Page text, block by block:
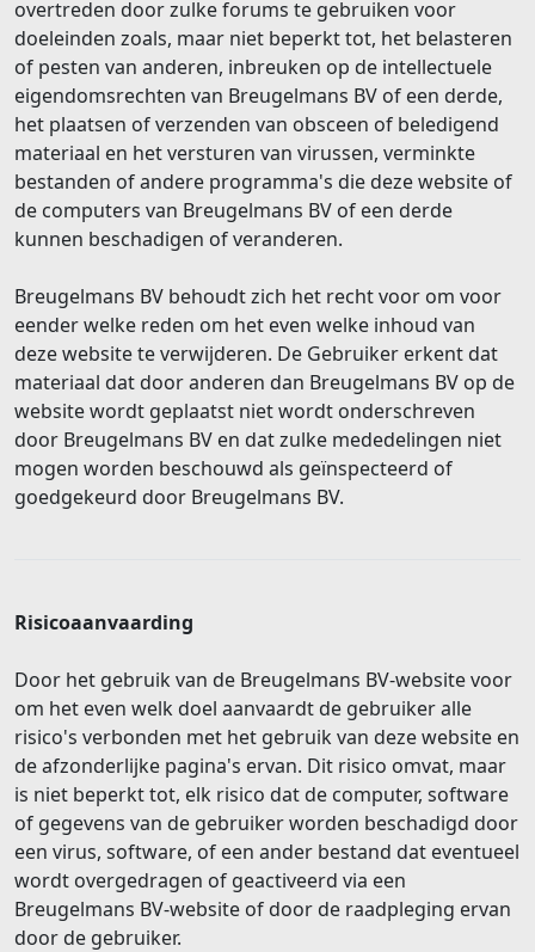
overtreden door zulke forums te gebruiken voor
doeleinden zoals, maar niet beperkt tot, het belasteren
of pesten van anderen, inbreuken op de intellectuele
eigendomsrechten van Breugelmans BV of een derde,
het plaatsen of verzenden van obsceen of beledigend
materiaal en het versturen van virussen, verminkte
bestanden of andere programma's die deze website of
de computers van Breugelmans BV of een derde
kunnen beschadigen of veranderen.
Breugelmans BV behoudt zich het recht voor om voor
eender welke reden om het even welke inhoud van
deze website te verwijderen. De Gebruiker erkent dat
materiaal dat door anderen dan Breugelmans BV op de
website wordt geplaatst niet wordt onderschreven
door Breugelmans BV en dat zulke mededelingen niet
mogen worden beschouwd als geïnspecteerd of
goedgekeurd door Breugelmans BV.
Risicoaanvaarding
Door het gebruik van de Breugelmans BV-website voor
om het even welk doel aanvaardt de gebruiker alle
risico's verbonden met het gebruik van deze website en
de afzonderlijke pagina's ervan. Dit risico omvat, maar
is niet beperkt tot, elk risico dat de computer, software
of gegevens van de gebruiker worden beschadigd door
een virus, software, of een ander bestand dat eventueel
wordt overgedragen of geactiveerd via een
Breugelmans BV-website of door de raadpleging ervan
door de gebruiker.